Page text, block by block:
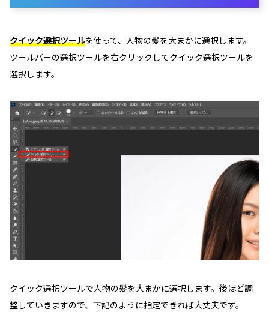
クイック選択ツールを使って、人物の髪を大まかに選択します。
ツールバーの選択ツールを右クリックしてクイック選択ツールを
選択します。
クイック選択ツールで人物の髪を大まかに選択します。後ほど調
整していきますので、下記のように指定できれば大丈夫です。